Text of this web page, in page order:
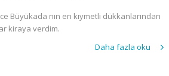
Büyükada nın en kıymetli dükkanlarından
kiraya verdim.
Daha fazla oku